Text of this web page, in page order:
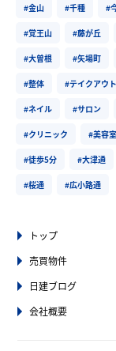
#金山 #千種 #
#覚王山 #藤が丘
#大曽根 #矢場町
#整体 #テイクアウト
#ネイル #サロン
#クリニック #美容室
#徒歩5分 #大津通
#桜通 #広小路通
トップ
売買物件
日建ブログ
会社概要